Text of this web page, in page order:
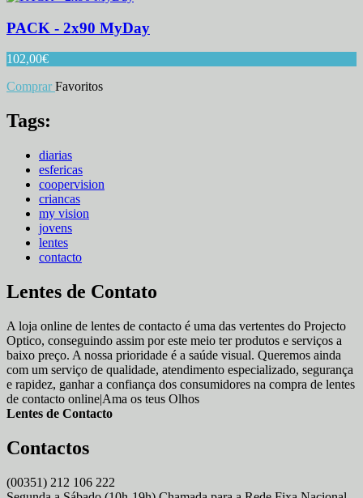
PACK - 2x90 MyDay
102,00€
Comprar Favoritos
Tags:
diarias
esfericas
coopervision
criancas
my vision
jovens
lentes
contacto
Lentes de Contato
A loja online de lentes de contacto é uma das vertentes do Projecto
Optico, conseguindo assim por este meio ter produtos e serviços a
baixo preço. A nossa prioridade é a saúde visual. Queremos ainda
com um serviço de qualidade, atendimento especializado, segurança
e rapidez, ganhar a confiança dos consumidores na compra de lentes
de contacto online|Ama os teus Olhos
Lentes de Contacto
Contactos
(00351) 212 106 222